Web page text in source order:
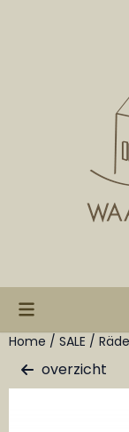
Home / SALE /
overzicht